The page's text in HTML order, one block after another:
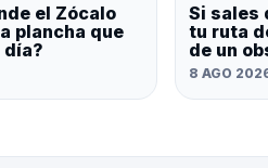
el Zócalo
plancha que
día?
Si sales
tu ruta
de un
8 AGO